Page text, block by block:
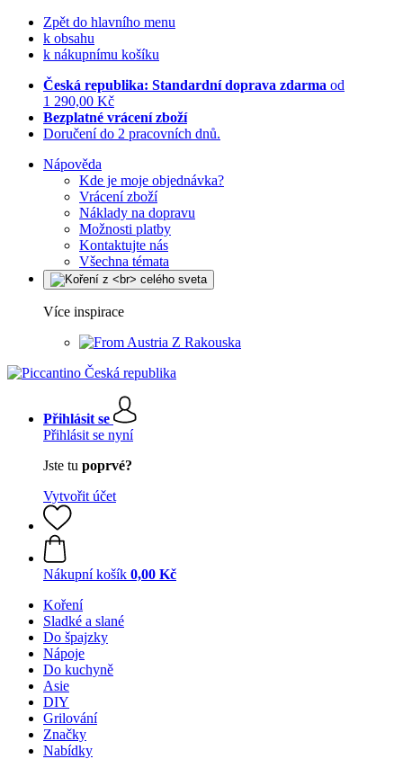
Zpět do hlavního menu
k obsahu
k nákupnímu košíku
Česká republika: Standardní doprava zdarma od
1 290,00 Kč
Bezplatné vrácení zboží
Doručení do 2 pracovních dnů.
Nápověda
Kde je moje objednávka?
Vrácení zboží
Náklady na dopravu
Možnosti platby
Kontaktujte nás
Všechna témata
Více inspirace
Z Rakouska
Přihlásit se
Přihlásit se nyní
Jste tu poprvé?
Vytvořit účet
Nákupní košík 0,00 Kč
Koření
Sladké a slané
Do špajzky
Nápoje
Do kuchyně
Asie
DIY
Grilování
Značky
Nabídky